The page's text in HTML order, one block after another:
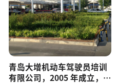
青岛大增机动车驾驶员培训
有限公司，2005 年成立，即